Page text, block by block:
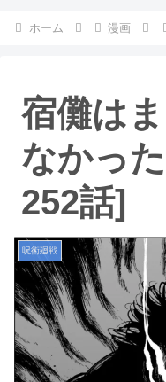
ホーム 漫画
宿儺は
なかっ
252話]
呪術廻戦